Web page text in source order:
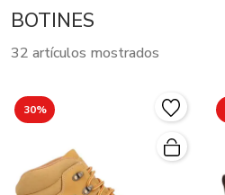
BOTINES
32 artículos mostrados
30%